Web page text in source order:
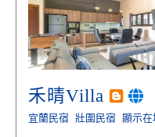
禾晴Villa
宜蘭民宿 壯圍民宿 顯示在